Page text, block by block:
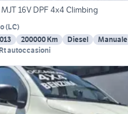
MJT 16V DPF 4x4 Climbing
(LC)
200000 Km Diesel Manuale
Rt autoccasioni